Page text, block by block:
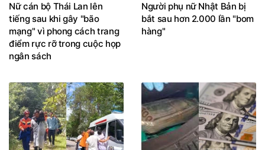
Nữ cán bộ Thái Lan lên
tiếng sau khi gây "bão
mạng" vì phong cách trang
điểm rực rỡ trong cuộc họp
ngân sách
Người phụ nữ Nhật Bản bị
bắt sau hơn 2.000 lần "bom
hàng"